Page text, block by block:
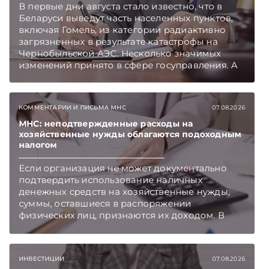
В первые дни августа стало известно, что в
Беларуси выведут часть населенных пунктов,
включая Гомель, из категории радиактивно
загрязненных в результате катастрофы на
Чернобыльской АЭС. Несколько значимых
изменений принято в сфере госуправления. А
бизнесу вновь дали надежду на сокращение
который приходится изучать ежегодно.
Очередные меры по оптимизации
нормотворчества предусмотрены в
постановлении Совмина. Подписывайтесь на
Telegram‑канал и Viber. Главное об экономике
Беларуси — раньше, чем в новостях
TelegramViber
КОММЕНТАРИИ И ПИСЬМА МНС 07.08.2026
МНС: неподтвержденные расходы на
хозяйственные нужды облагаются подоходным
налогом
Если организация не может документально
подтвердить использование наличных
денежных средств на хозяйственные нужды,
суммы, оставшиеся в распоряжении
физических лиц, признаются их доходом. В
этом случае организация как налоговый агент
бюджет подоходный налог, напоминает МНС.
ИНВЕСТИЦИИ 07.08.2026